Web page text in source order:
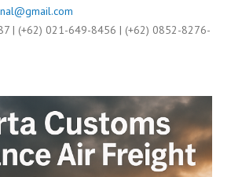
| (+62) 021-649-8456 | (+62) 0852-8276-